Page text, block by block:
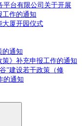
平台有限公司关于开展
工作的通知
大厦开园仪式
的通知
策》补充申报工作的通知
”建设若干政策（修
的通知